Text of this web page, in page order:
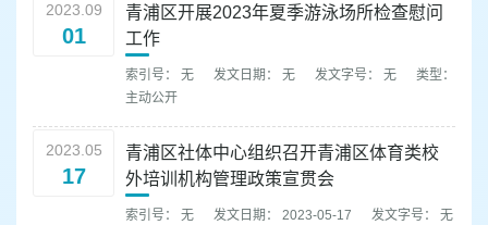
2023.09
01
青浦区开展2023年夏季游泳场所检查慰问
工作
索引号： 无 发文日期： 无 发文字号： 无
类型：
主动公开
2023.05
17
青浦区社体中心组织召开青浦区体育类校
外培训机构管理政策宣贯会
索引号： 无 发文日期： 2023-05-17
发文字号： 无